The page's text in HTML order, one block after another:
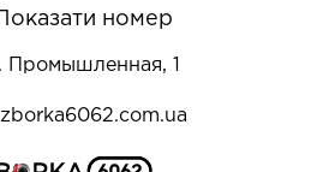
Показати номер
Промышленная, 1